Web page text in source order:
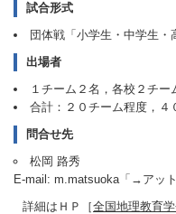
試合形式
団体戦「小学生・中学生
出場者
１チーム２名，各校２チ
合計：２０チーム程度，４
問合せ先
松岡 路秀
E-mail: m.matsuoka「→アッ
詳細はＨＰ［全国地理教育